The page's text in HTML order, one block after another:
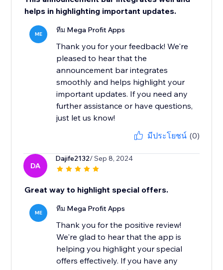
helps in highlighting important updates.
ME ทีม Mega Profit Apps
Thank you for your feedback! We're
pleased to hear that the
announcement bar integrates
smoothly and helps highlight your
important updates. If you need any
further assistance or have questions,
just let us know!
มีประโยชน์ (0)
DA
Dajife2132/ Sep 8, 2024
Great way to highlight special offers.
ME ทีม Mega Profit Apps
Thank you for the positive review!
We're glad to hear that the app is
helping you highlight your special
offers effectively. If you have any